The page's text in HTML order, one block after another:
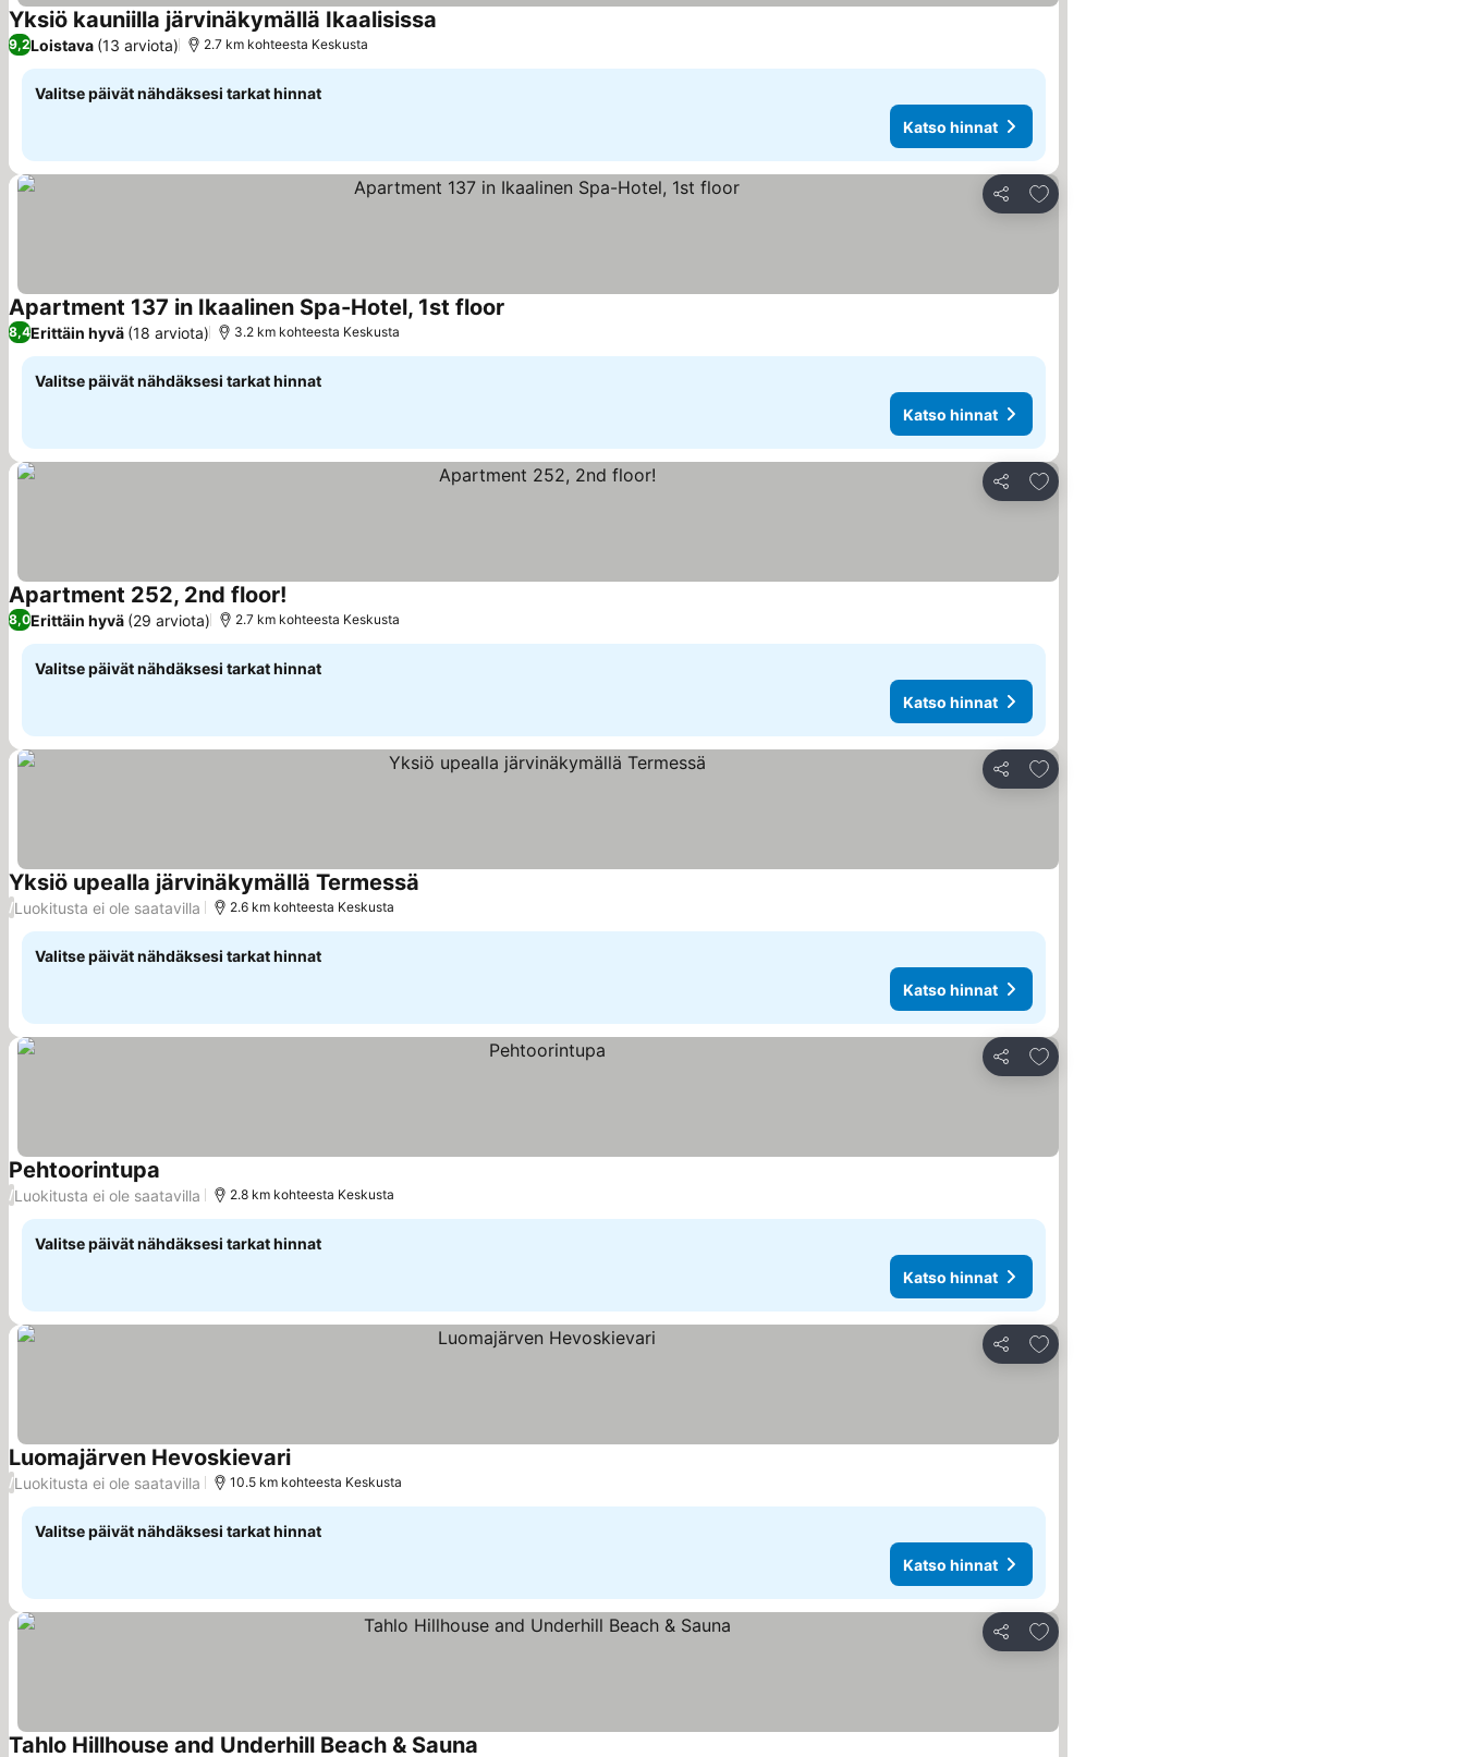
Yksiö kauniilla järvinäkymällä Ikaalisissa
9,2Loistava (13 arviota) 2.7 km kohteesta Keskusta
Valitse päivät nähdäksesi tarkat hinnat
Katso hinnat
Jaa
Lisää suosikkeihin
Apartment 137 in Ikaalinen Spa-Hotel, 1st floor
8,4Erittäin hyvä (18 arviota) 3.2 km kohteesta Keskusta
Valitse päivät nähdäksesi tarkat hinnat
Katso hinnat
Jaa
Lisää suosikkeihin
Apartment 252, 2nd floor!
8,0Erittäin hyvä (29 arviota) 2.7 km kohteesta Keskusta
Valitse päivät nähdäksesi tarkat hinnat
Katso hinnat
Jaa
Lisää suosikkeihin
Yksiö upealla järvinäkymällä Termessä
/Luokitusta ei ole saatavilla 2.6 km kohteesta Keskusta
Valitse päivät nähdäksesi tarkat hinnat
Katso hinnat
Jaa
Lisää suosikkeihin
Pehtoorintupa
/Luokitusta ei ole saatavilla 2.8 km kohteesta Keskusta
Valitse päivät nähdäksesi tarkat hinnat
Katso hinnat
Jaa
Lisää suosikkeihin
Luomajärven Hevoskievari
/Luokitusta ei ole saatavilla 10.5 km kohteesta Keskusta
Valitse päivät nähdäksesi tarkat hinnat
Katso hinnat
Jaa
Lisää suosikkeihin
Tahlo Hillhouse and Underhill Beach & Sauna